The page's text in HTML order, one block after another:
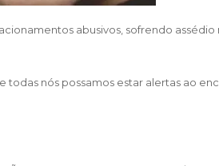
abusivos, sofrendo
nós possamos estar alertas ao